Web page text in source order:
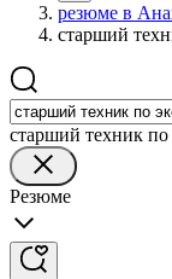
резюме в
старший
старший техник по
Резюме